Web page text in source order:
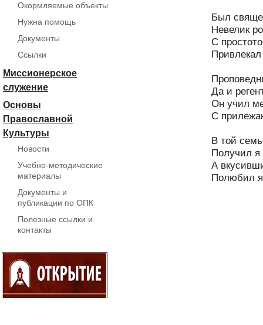
Окормляемые объекты
Нужна помощь
Документы
Ссылки
Миссионерское
служение
Основы
Православной
Культуры
Новости
Учебно-методические
материалы
Документы и
публикации по ОПК
Полезные ссылки и
контакты
Был
Невелик
С
Да и
Он учил
С
В той
Получил я
А
Полюбил